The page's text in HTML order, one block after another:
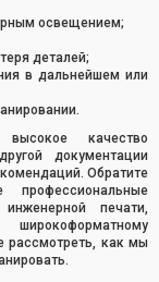
освещением;
деталей;
в дальнейшем или
качество
документации
Обратите
печати,
рассмотреть, как мы